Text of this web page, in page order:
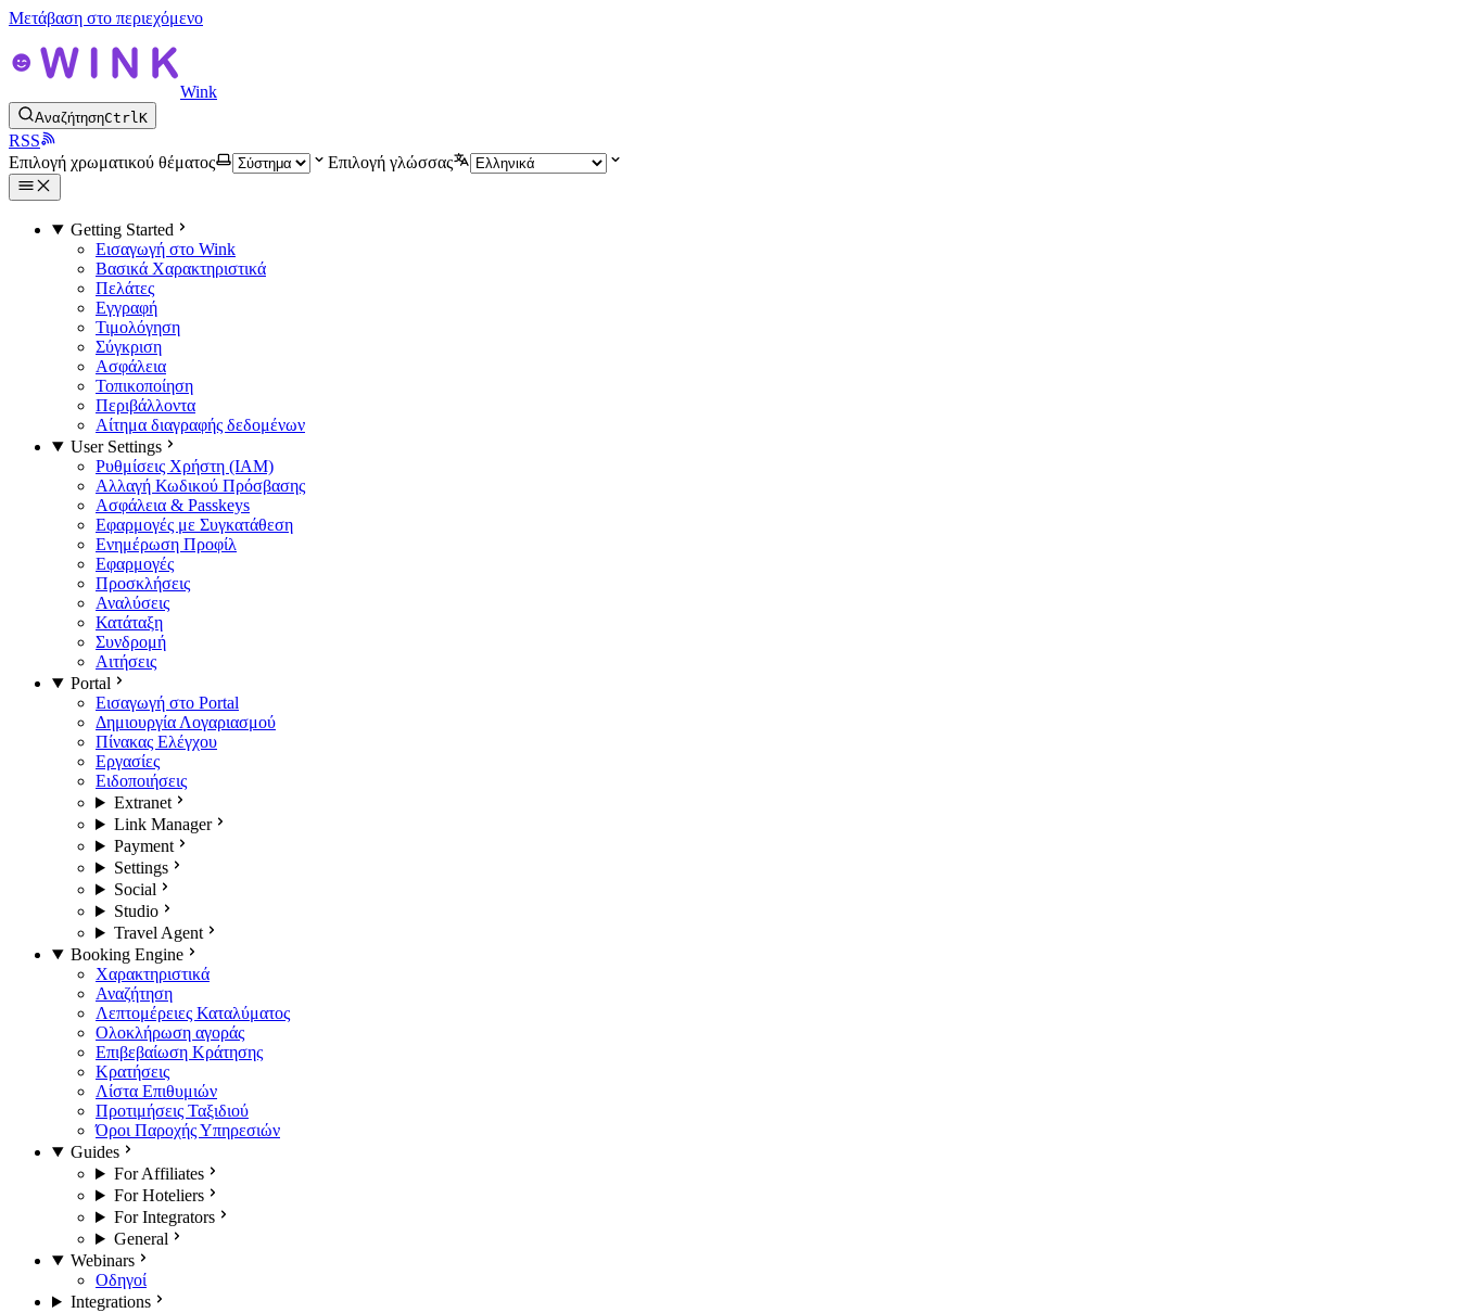
Μετάβαση στο περιεχόμενο
Wink
ΑναζήτησηCtrlK
RSS
Επιλογή χρωματικού θέματος
Επιλογή γλώσσας
Getting Started
Εισαγωγή στο Wink
Βασικά Χαρακτηριστικά
Πελάτες
Εγγραφή
Τιμολόγηση
Σύγκριση
Ασφάλεια
Τοπικοποίηση
Περιβάλλοντα
Αίτημα διαγραφής δεδομένων
User Settings
Ρυθμίσεις Χρήστη (IAM)
Αλλαγή Κωδικού Πρόσβασης
Ασφάλεια & Passkeys
Εφαρμογές με Συγκατάθεση
Ενημέρωση Προφίλ
Εφαρμογές
Προσκλήσεις
Αναλύσεις
Κατάταξη
Συνδρομή
Αιτήσεις
Portal
Εισαγωγή στο Portal
Δημιουργία Λογαριασμού
Πίνακας Ελέγχου
Εργασίες
Ειδοποιήσεις
Extranet
Link Manager
Payment
Settings
Social
Studio
Travel Agent
Booking Engine
Χαρακτηριστικά
Αναζήτηση
Λεπτομέρειες Καταλύματος
Ολοκλήρωση αγοράς
Επιβεβαίωση Κράτησης
Κρατήσεις
Λίστα Επιθυμιών
Προτιμήσεις Ταξιδιού
Όροι Παροχής Υπηρεσιών
Guides
For Affiliates
For Hoteliers
For Integrators
General
Webinars
Οδηγοί
Integrations